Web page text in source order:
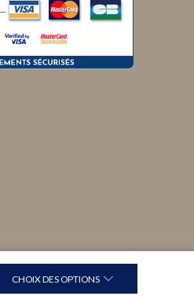
Nous contacter FAQ
CHOIX DES OPTIONS